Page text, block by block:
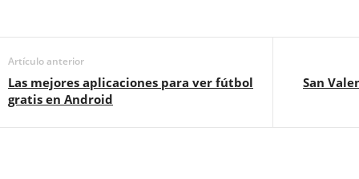
Artículo anterior
Las mejores aplicaciones para ver fútbol
gratis en Android
San